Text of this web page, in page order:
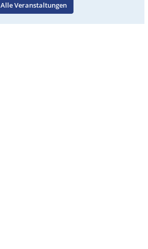
Alle Veranstaltungen